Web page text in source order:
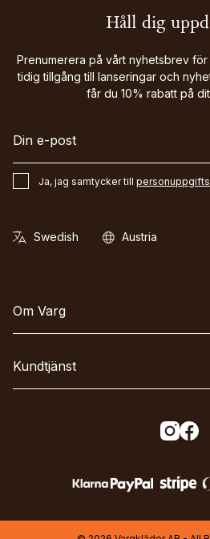
Håll dig
Prenumerera på vårt nyhetsbrev
tidig tillgång till lanseringar och
får du 10% rabatt på
Ja, jag samtycker till
Om Varg
Kundtjänst